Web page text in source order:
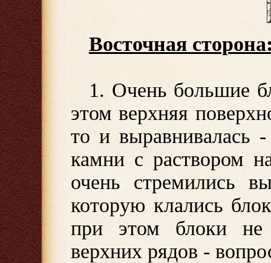
Восточная
1. Очень большие
этом верхняя
то и выравнивалась
камни с раствором
очень стремились
которую клались
при этом блоки не
верхних рядов -